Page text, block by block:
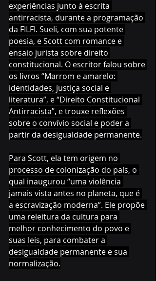
experiências junto à escrita
antirracista, durante a programação
da FILFI. Sueli, com sua potente
poesia, e Scott com romance e
ensaio jurista sobre direito
constitucional. O escritor falou sobre
os livros “Marrom e amarelo:
identidades, justiça social e
literatura”, e “Direito Constitucional
Antirracista”, e trouxe reflexões
sobre o convívio social e poder a
partir da desigualdade permanente.
Para Scott, ela tem origem no
processo de colonização do país, o
qual inaugurou “uma violência
jamais vista antes no planeta, que é
a escravização moderna”. Ele propõe
uma releitura da cultura para
melhor conhecimento do povo e
suas leis, para combater a
desigualdade permanente e sua
normalização.